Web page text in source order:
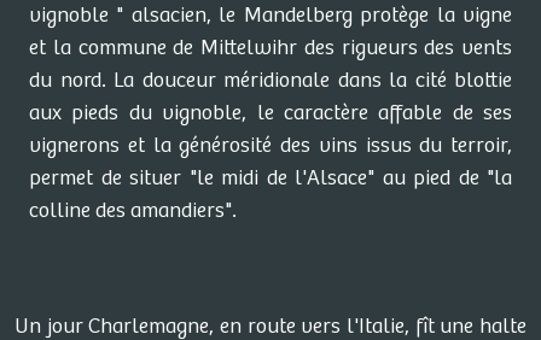
vignoble " alsacien, le Mandelberg protège la vigne
et la commune de Mittelwihr des rigueurs des vents
du nord. La douceur méridionale dans la cité blottie
aux pieds du vignoble, le caractère affable de ses
vignerons et la générosité des vins issus du terroir,
permet de situer "le midi de l'Alsace" au pied de "la
colline des amandiers".
Un jour Charlemagne, en route vers l'Italie, fît une halte